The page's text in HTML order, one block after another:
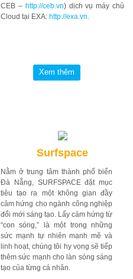
CEB – http://ceb.vn) dịch vụ máy chủ
Cloud tại EXA: http://exa.vn
Surfspace
Nằm ở trung tâm thành phố biển
Đà Nẵng, SURFSPACE đặt mục
tiêu tạo ra một không gian đầy
cảm hứng cho ngành công nghiệp
đổi mới sáng tạo. Lấy cảm hứng từ
“con sóng,” là một trong những
sức mạnh tự nhiên mạnh mẽ và
linh hoạt, chúng tôi hy vọng sẽ tiếp
thêm sức mạnh cho làn sóng sáng
tạo của từng cá nhân.